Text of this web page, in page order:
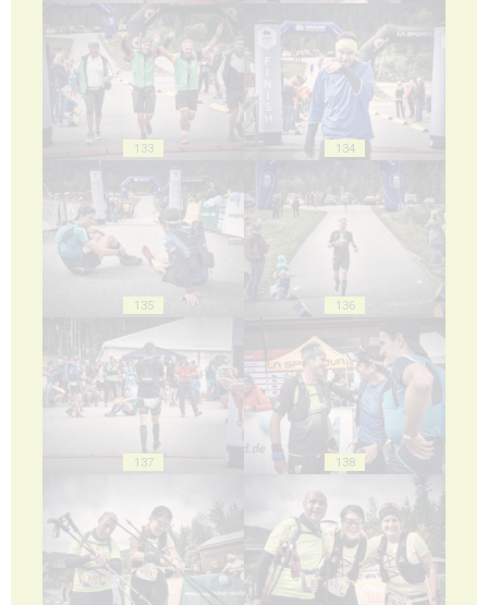
133 134
135 136
137 138